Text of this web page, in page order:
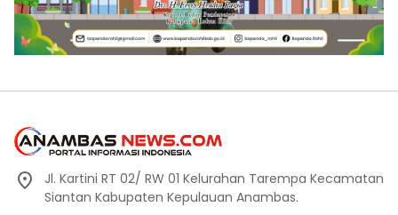
Jl. Kartini RT 02/ RW 01 Kelurahan Tarempa Kecamatan
Siantan Kabupaten Kepulauan Anambas.